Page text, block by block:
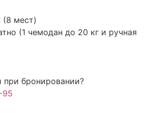
(8 мест)
(1 чемодан до 20 кг и ручная
при бронировании?
95